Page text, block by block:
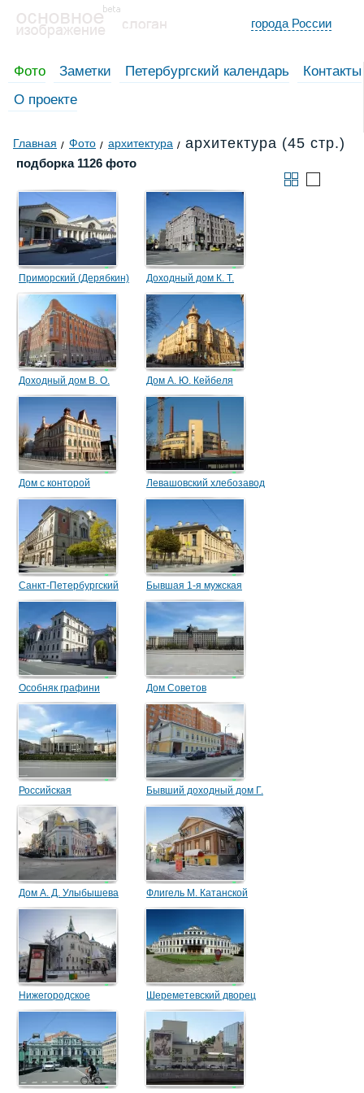
города России
Фото Заметки Петербургский календарь
Контакты
О проекте
Главная Фото архитектура архитектура (45 стр.)
подборка 1126 фото
Приморский (Дерябкин)
рынок
Доходный дом К. Т.
Дидвига
Доходный дом В. О.
Колышко
Дом А. Ю. Кейбеля
Дом с конторой
лесопильного
производства Н. Я. и Ф.
Я. Колобовых
Левашовский хлебозавод
Санкт-Петербургский
государственный
университет кино и
телевидения
Бывшая 1-я мужская
гимназия с церковью
Преображения Господня
Особняк графини
Карловой
Дом Советов
Российская
национальная
библиотека
Бывший доходный дом Г.
Д. Гогина
Дом А. Д. Улыбышева Флигель М. Катанской
Нижегородское
отделение
Государственного банка
Шереметевский дворец